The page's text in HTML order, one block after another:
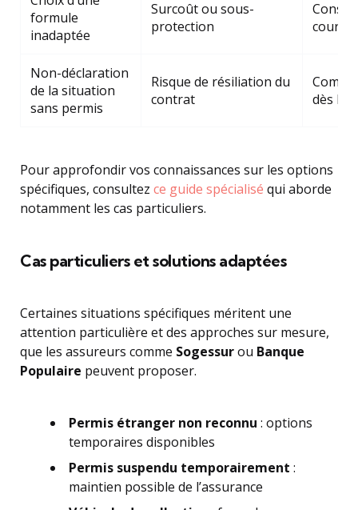
formule
inadaptée
Surcoût ou sous-
protection
Non-déclaration
de la situation
sans permis
Risque de résiliation du
contrat
dès la
Pour approfondir vos connaissances sur les options
spécifiques, consultez ce guide spécialisé qui aborde
notamment les cas particuliers.
Cas particuliers et solutions adaptées
Certaines situations spécifiques méritent une
attention particulière et des approches sur mesure,
que les assureurs comme Sogessurou Banque
Populaire peuvent proposer.
Permis étranger non reconnu : options
temporaires disponibles
Permis suspendu temporairement :
maintien possible de l’assurance